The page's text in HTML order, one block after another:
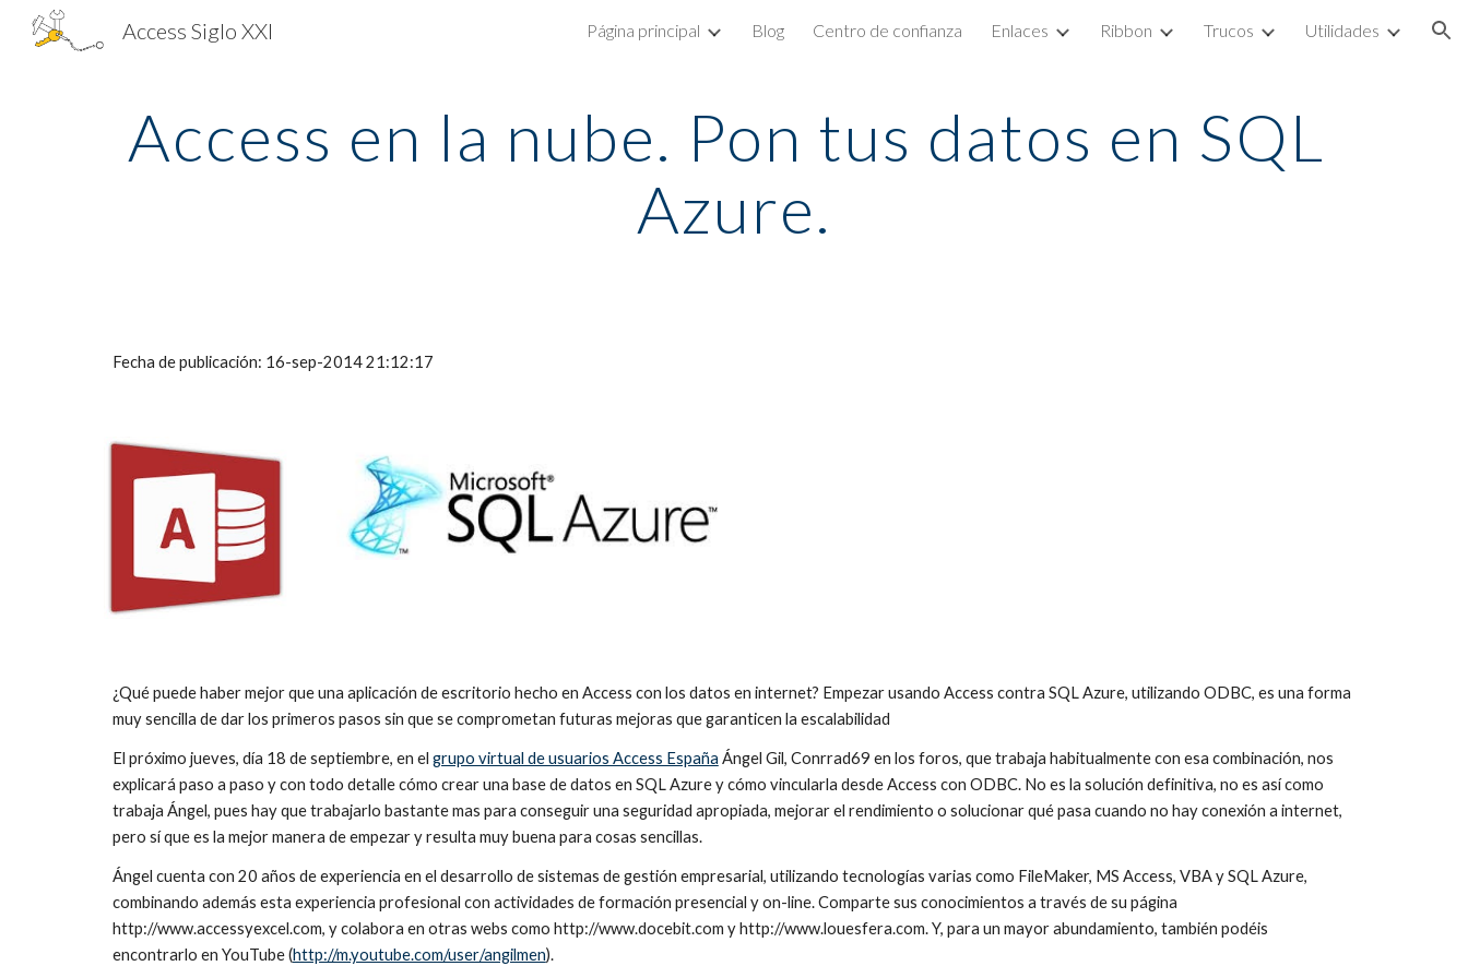
Skip to main content Skip to navigation
Access Siglo XXI Página principal Blog Centro de confianza Enlaces Ribbon Trucos Utilidades
Access en la nube. Pon tus datos en SQL
Azure.
Fecha de publicación: 16-sep-2014 21:12:17
¿Qué puede haber mejor que una aplicación de escritorio hecho en Access con los datos en internet? Empezar usando Access contra SQL Azure, utilizando ODBC, es una forma
muy sencilla de dar los primeros pasos sin que se comprometan futuras mejoras que garanticen la escalabilidad
El próximo jueves, día 18 de septiembre, en el grupo virtual de usuarios Access España Ángel Gil, Conrrad69 en los foros, que trabaja habitualmente con esa combinación, nos
explicará paso a paso y con todo detalle cómo crear una base de datos en SQL Azure y cómo vincularla desde Access con ODBC. No es la solución definitiva, no es así como
trabaja Ángel, pues hay que trabajarlo bastante mas para conseguir una seguridad apropiada, mejorar el rendimiento o solucionar qué pasa cuando no hay conexión a internet,
pero sí que es la mejor manera de empezar y resulta muy buena para cosas sencillas.
Ángel cuenta con 20 años de experiencia en el desarrollo de sistemas de gestión empresarial, utilizando tecnologías varias como FileMaker, MS Access, VBA y SQL Azure,
combinando además esta experiencia profesional con actividades de formación presencial y on-line. Comparte sus conocimientos a través de su página
http://www.accessyexcel.com, y colabora en otras webs como http://www.docebit.com y http://www.louesfera.com. Y, para un mayor abundamiento, también podéis
encontrarlo en YouTube (http://m.youtube.com/user/angilmen).